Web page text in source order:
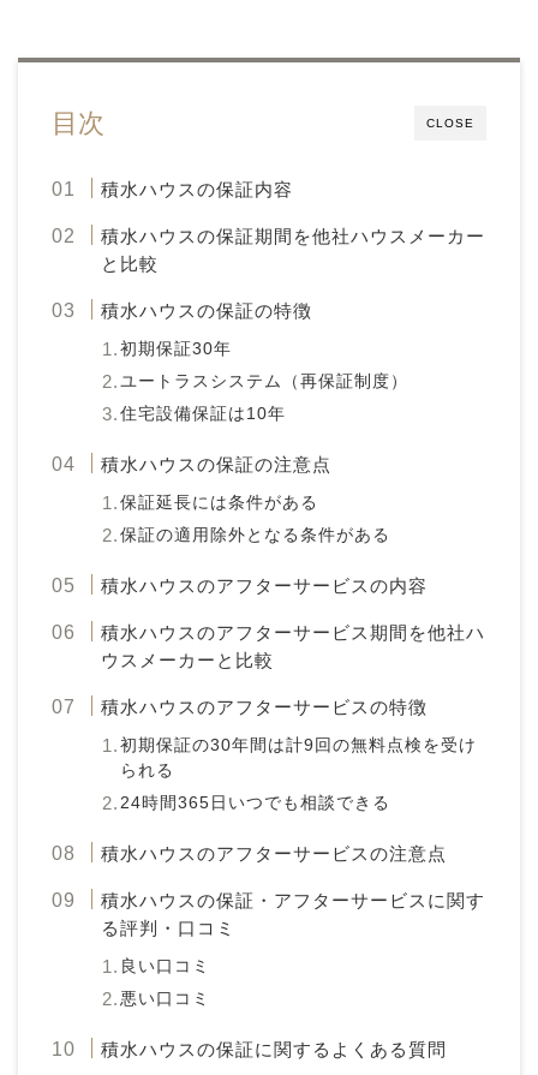
CLOSE
目次
積水ハウスの保証内容
積水ハウスの保証期間を他社ハウスメーカー
と比較
積水ハウスの保証の特徴
初期保証30年
ユートラスシステム（再保証制度）
住宅設備保証は10年
積水ハウスの保証の注意点
保証延長には条件がある
保証の適用除外となる条件がある
積水ハウスのアフターサービスの内容
積水ハウスのアフターサービス期間を他社ハ
ウスメーカーと比較
積水ハウスのアフターサービスの特徴
初期保証の30年間は計9回の無料点検を受け
られる
24時間365日いつでも相談できる
積水ハウスのアフターサービスの注意点
積水ハウスの保証・アフターサービスに関す
る評判・口コミ
良い口コミ
悪い口コミ
積水ハウスの保証に関するよくある質問